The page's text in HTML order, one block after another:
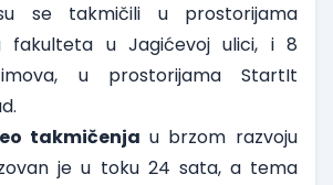
se takmičili u prostorijama
fakulteta u Jagićevoj ulici, i 8
u prostorijama StartIt
takmičenja u brzom razvoju
je u toku 24 sata, a tema